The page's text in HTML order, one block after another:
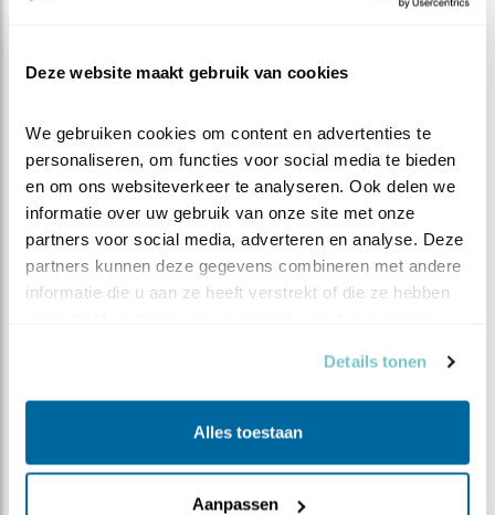
Deze website maakt gebruik van cookies
We gebruiken cookies om content en advertenties te
personaliseren, om functies voor social media te bieden
en om ons websiteverkeer te analyseren. Ook delen we
informatie over uw gebruik van onze site met onze
partners voor social media, adverteren en analyse. Deze
partners kunnen deze gegevens combineren met andere
informatie die u aan ze heeft verstrekt of die ze hebben
Details tonen
Alles toestaan
Aanpassen
met de neus boven op kunt zitten en de actie van heel
natuur hun eigen ding kunnen doen, dat is pas echt